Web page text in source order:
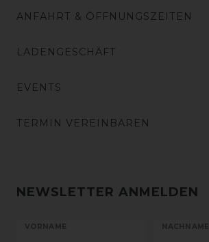
ANFAHRT & ÖFFNUNGSZEITEN
LADENGESCHÄFT
EVENTS
TERMIN VEREINBAREN
NEWSLETTER ANMELDEN
VORNAME NACHNAME